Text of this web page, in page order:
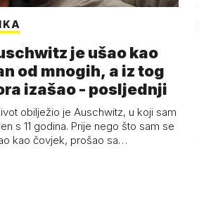
je ušao kao
od mnogih, a iz tog
izašao - posljednji
obilježio je Auschwitz, u koji sam
s 11 godina. Prije nego što sam se
kao čovjek, prošao sa…